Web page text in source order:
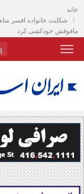
خانه
شکایت خانواده افسر
مافوقش خودکشی کرد